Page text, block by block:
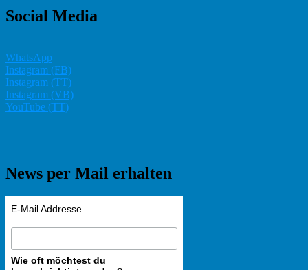
Social Media
WhatsApp
Instagram (FB)
Instagram (TT)
Instagram (VB)
YouTube (TT)
News per Mail erhalten
E-Mail Addresse
Wie oft möchtest du